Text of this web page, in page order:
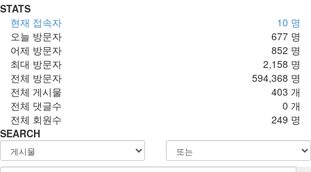
STATS
10 명
현재 접속자
677 명
오늘 방문자
852 명
어제 방문자
2,158 명
최대 방문자
594,368 명
전체 방문자
403 개
전체 게시물
0 개
전체 댓글수
249 명
전체 회원수
SEARCH